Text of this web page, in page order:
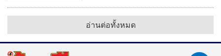
อ่านต่อทั้งหมด